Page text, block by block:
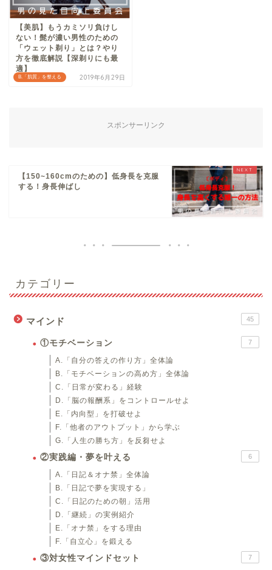
B.「肌質」を整える
【美肌】もうカミソリ負けし
ない！髭が濃い男性のための
「ウェット剃り」とは？やり
方を徹底解説【深剃りにも最
適】
2019年6月29日
スポンサーリンク
【150~160cmのための】低身長を克服
する！身長伸ばし
カテゴリー
マインド 45
①モチベーション 7
A.「自分の答えの作り方」全体論
B.「モチベーションの高め方」全体論
C.「日常が変わる」経験
D.「脳の報酬系」をコントロールせよ
E.「内向型」を打破せよ
F.「他者のアウトプット」から学ぶ
G.「人生の勝ち方」を反芻せよ
②実践編・夢を叶える 6
A.「日記＆オナ禁」全体論
B.「日記で夢を実現する」
C.「日記のための朝」活用
D.「継続」の実例紹介
E.「オナ禁」をする理由
F.「自立心」を鍛える
③対女性マインドセット 7